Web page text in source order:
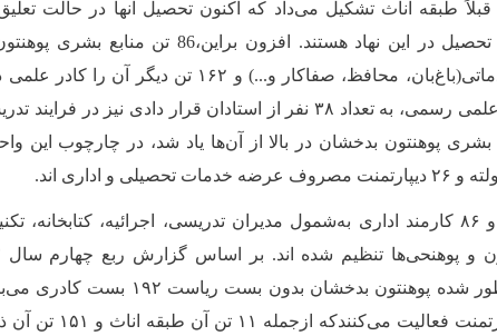
طبقه اناث تشکیل می‌داد که اکنون تحصیل آنها در حالت
در این نهاد هستند. افزون براین،86تن منابع بشری
تن کارکن خدماتی(باغ‌بان، محافظ، صفاکار و...) و ۱۶۲ تن
می‌دهد. در پهلوی اعضای کادر علمی رسمی، به تعداد ۳۸ نفر از استادان قرار دادی نیز
پوهنتون بدخشان در بالا از آن‌ها یاد شد، در چارچوب این
و اداری اند.
در مجموع ۸۹ کارکن خدماتی و ۸۶ کارمند اداری به‌شمول مدیران تدریسی، اجرائیه،
استادان، بست‌های کادری منظور شده پوهنتون بدخشان
۱۶۲تن استاد برحال در ۲۶ دیپارتمنت